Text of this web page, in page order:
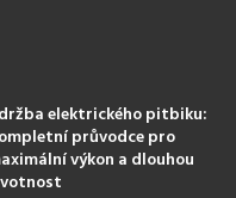
elektrického pitbiku:
průvodce pro
výkon a dlouhou